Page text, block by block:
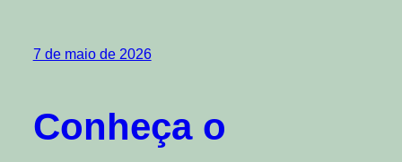
7 de maio de 2026
Conheça o